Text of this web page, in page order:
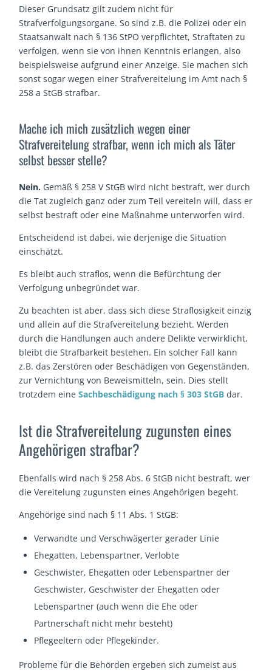
Dieser Grundsatz gilt zudem nicht für
Strafverfolgungsorgane. So sind z.B. die Polizei oder ein
Staatsanwalt nach § 136 StPO verpflichtet, Straftaten zu
verfolgen, wenn sie von ihnen Kenntnis erlangen, also
beispielsweise aufgrund einer Anzeige. Sie machen sich
sonst sogar wegen einer Strafvereitelung im Amt nach §
258 a StGB strafbar.
Mache ich mich zusätzlich wegen einer
Strafvereitelung strafbar, wenn ich mich als Täter
selbst besser stelle?
Nein. Gemäß § 258 V StGB wird nicht bestraft, wer durch
die Tat zugleich ganz oder zum Teil vereiteln will, dass er
selbst bestraft oder eine Maßnahme unterworfen wird.
Entscheidend ist dabei, wie derjenige die Situation
einschätzt.
Es bleibt auch straflos, wenn die Befürchtung der
Verfolgung unbegründet war.
Zu beachten ist aber, dass sich diese Straflosigkeit einzig
und allein auf die Strafvereitelung bezieht. Werden
durch die Handlungen auch andere Delikte verwirklicht,
bleibt die Strafbarkeit bestehen. Ein solcher Fall kann
z.B. das Zerstören oder Beschädigen von Gegenständen,
zur Vernichtung von Beweismitteln, sein. Dies stellt
trotzdem eineSachbeschädigung nach § 303 StGB dar.
Ist die Strafvereitelung zugunsten eines
Angehörigen strafbar?
Ebenfalls wird nach § 258 Abs. 6 StGB nicht bestraft, wer
die Vereitelung zugunsten eines Angehörigen begeht.
Angehörige sind nach § 11 Abs. 1 StGB:
Verwandte und Verschwägerter gerader Linie
Ehegatten, Lebenspartner, Verlobte
Geschwister, Ehegatten oder Lebenspartner der
Geschwister, Geschwister der Ehegatten oder
Lebenspartner (auch wenn die Ehe oder
Partnerschaft nicht mehr besteht)
Pflegeeltern oder Pflegekinder.
Probleme für die Behörden ergeben sich zumeist aus